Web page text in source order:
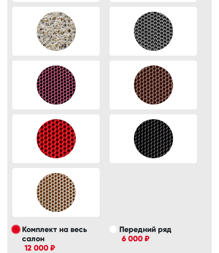
Комплект на весь
салон
12 000 ₽
Передний ряд
6 000 ₽